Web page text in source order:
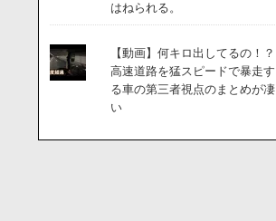
はねられる。
【動画】何キロ出してるの！？
高速道路を猛スピードで暴走す
る車の第三者視点のまとめが凄
い